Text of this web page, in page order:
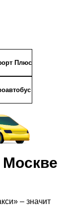
Плюс
– значит